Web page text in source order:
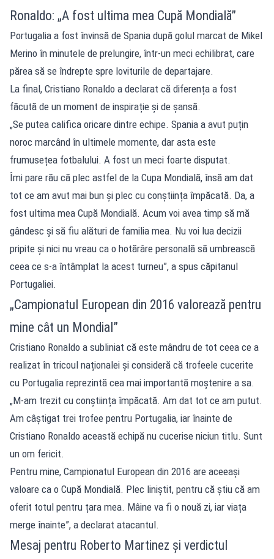
Ronaldo: „A fost ultima mea Cupă Mondială”
Portugalia a fost învinsă de Spania după golul marcat de Mikel
Merino în minutele de prelungire, într-un meci echilibrat, care
părea să se îndrepte spre loviturile de departajare.
La final, Cristiano Ronaldo a declarat că diferența a fost
făcută de un moment de inspirație și de șansă.
„Se putea califica oricare dintre echipe. Spania a avut puțin
noroc marcând în ultimele momente, dar asta este
frumusețea fotbalului. A fost un meci foarte disputat.
Îmi pare rău că plec astfel de la Cupa Mondială, însă am dat
tot ce am avut mai bun și plec cu conștiința împăcată. Da, a
fost ultima mea Cupă Mondială. Acum voi avea timp să mă
gândesc și să fiu alături de familia mea. Nu voi lua decizii
pripite și nici nu vreau ca o hotărâre personală să umbrească
ceea ce s-a întâmplat la acest turneu”, a spus căpitanul
Portugaliei.
„Campionatul European din 2016 valorează pentru
mine cât un Mondial”
Cristiano Ronaldo a subliniat că este mândru de tot ceea ce a
realizat în tricoul naționalei și consideră că trofeele cucerite
cu Portugalia reprezintă cea mai importantă moștenire a sa.
„M-am trezit cu conștiința împăcată. Am dat tot ce am putut.
Am câștigat trei trofee pentru Portugalia, iar înainte de
Cristiano Ronaldo această echipă nu cucerise niciun titlu. Sunt
un om fericit.
Pentru mine, Campionatul European din 2016 are aceeași
valoare ca o Cupă Mondială. Plec liniștit, pentru că știu că am
oferit totul pentru țara mea. Mâine va fi o nouă zi, iar viața
merge înainte”, a declarat atacantul.
Mesaj pentru Roberto Martinez și verdictul